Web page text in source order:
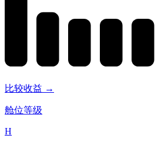
比较收益 →
舱位等级
H